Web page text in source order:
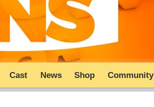
Cast News Shop Community